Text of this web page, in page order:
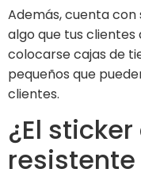
Además, cuenta
algo que tus
colocarse cajas de
pequeños que
clientes.
¿El